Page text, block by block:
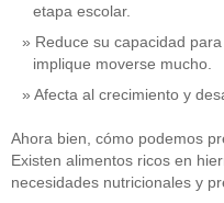
etapa escolar.
Reduce su capacidad
implique moverse mucho.
Afecta al crecimiento y
Ahora bien, cómo podemos
Existen alimentos ricos en
necesidades nutricionales y